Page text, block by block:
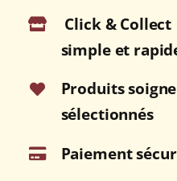
POURCAIN
Rouge
2023
Magnum
Click & Collect
simple et
Produits
sélectionnés
Paiement